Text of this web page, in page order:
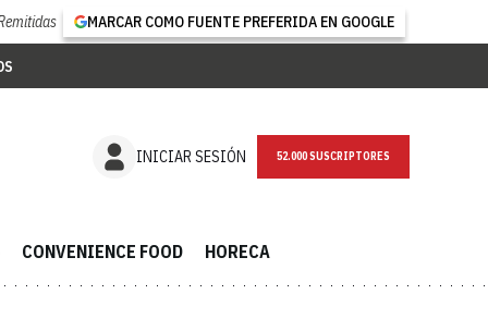
MARCAR COMO FUENTE PREFERIDA EN GOOGLE
INICIAR SESIÓN NEWSLETTER
CONVENIENCE FOOD HORECA